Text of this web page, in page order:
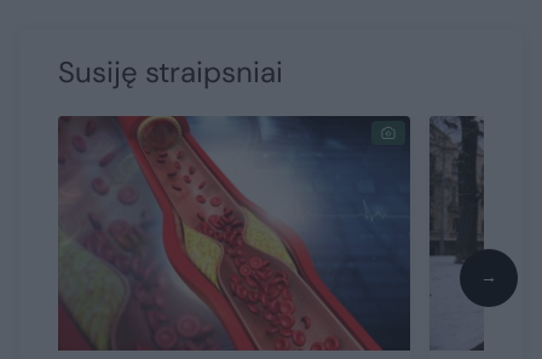
Susiję straipsniai
→